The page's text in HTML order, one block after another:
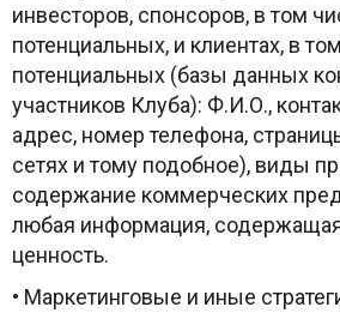
инвесторов, спонсоров, в том
потенциальных, и клиентах, в
потенциальных (базы данных
участников Клуба): Ф.И.О.,
адрес, номер телефона,
сетях и тому подобное), виды
содержание коммерческих
любая информация,
ценность.
• Маркетинговые и иные